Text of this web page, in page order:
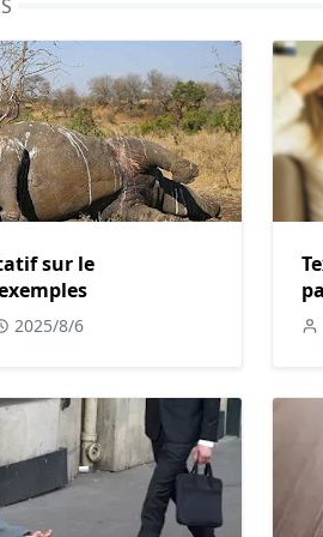
du réconfort aux familles en deuil.
de la société.
n°3 : Les inconvénients du
soit souvent perçu de
inconvénients et défis.
peut poser des dilemmes
a des inquiétudes concernant la
ce qui peut être perçu
parfois privilégier certaines
ce qui pose des
de ressources médicales
sur le
2025/8/6